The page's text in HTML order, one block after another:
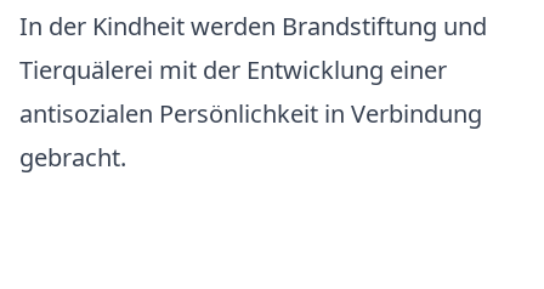
In der Kindheit werden Brandstiftung und
Tierquälerei mit der Entwicklung einer
antisozialen Persönlichkeit in Verbindung
gebracht.